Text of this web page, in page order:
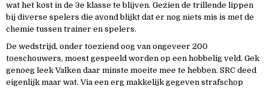
wat het kost in de 3e klasse te blijven. Gezien de trillende lippen
bij diverse spelers die avond blijkt dat er nog niets mis is met de
chemie tussen trainer en spelers.
De wedstrijd, onder toeziend oog van ongeveer 200
toeschouwers, moest gespeeld worden op een hobbelig veld. Gek
genoeg leek Valken daar minste moeite mee te hebben. SRC deed
eigenlijk maar wat. Via een erg makkelijk gegeven strafschop